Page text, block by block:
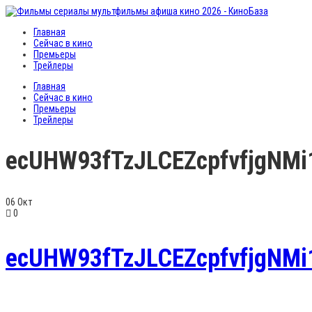
Главная
Сейчас в кино
Премьеры
Трейлеры
Главная
Сейчас в кино
Премьеры
Трейлеры
06 Окт
0